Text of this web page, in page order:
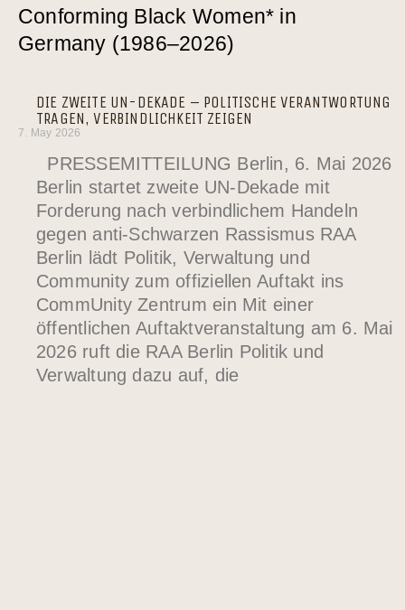
Conforming Black Women* in
Germany (1986–2026)
DIE ZWEITE UN-DEKADE – POLITISCHE VERANTWORTUNG
TRAGEN, VERBINDLICHKEIT ZEIGEN
7. May 2026
PRESSEMITTEILUNG Berlin, 6. Mai 2026
Berlin startet zweite UN-Dekade mit
Forderung nach verbindlichem Handeln
gegen anti-Schwarzen Rassismus RAA
Berlin lädt Politik, Verwaltung und
Community zum offiziellen Auftakt ins
CommUnity Zentrum ein Mit einer
öffentlichen Auftaktveranstaltung am 6. Mai
2026 ruft die RAA Berlin Politik und
Verwaltung dazu auf, die